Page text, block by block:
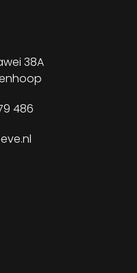
38A
486